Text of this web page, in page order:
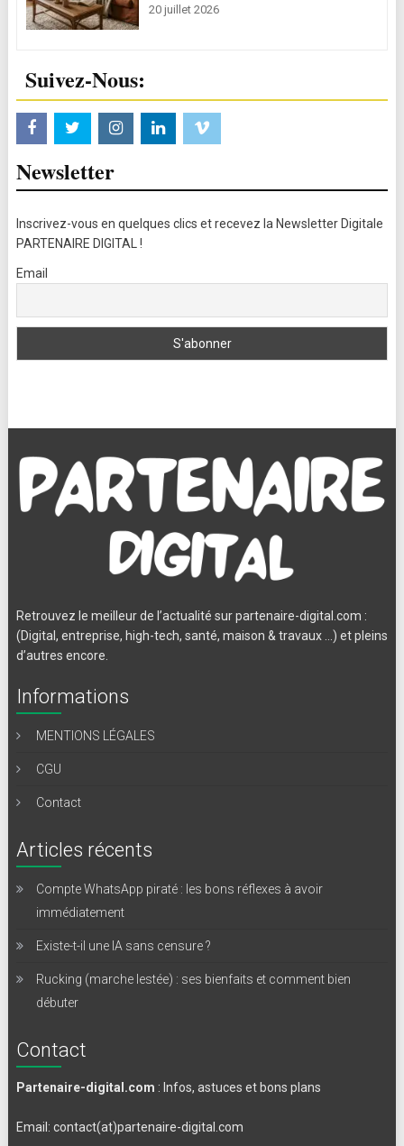
20 juillet 2026
Suivez-Nous:
Newsletter
Inscrivez-vous en quelques clics et recevez la Newsletter Digitale
PARTENAIRE DIGITAL !
Email
Retrouvez le meilleur de l’actualité sur partenaire-digital.com :
(Digital, entreprise, high-tech, santé, maison & travaux …) et pleins
d’autres encore.
Informations
MENTIONS LÉGALES
CGU
Contact
Articles récents
Compte WhatsApp piraté : les bons réflexes à avoir
immédiatement
Existe-t-il une IA sans censure ?
Rucking (marche lestée) : ses bienfaits et comment bien
débuter
Contact
Partenaire-digital.com : Infos, astuces et bons plans
Email: contact(at)partenaire-digital.com